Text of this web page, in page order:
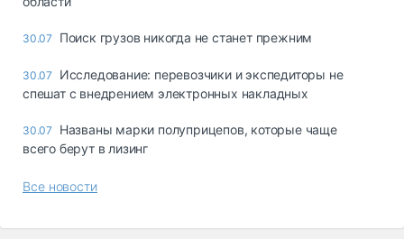
30.07 Поиск грузов никогда не станет прежним
30.07
Исследование: перевозчики и экспедиторы не
спешат с внедрением электронных накладных
30.07
Названы марки полуприцепов, которые чаще
всего берут в лизинг
Все новости